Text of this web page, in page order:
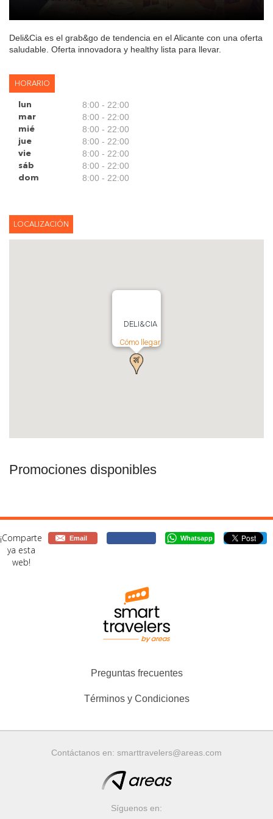
Deli&Cia es el grab&go de tendencia en el Alicante con una oferta
saludable. Oferta innovadora y healthy lista para llevar.
HORARIO
lun
mar
mié
jue
vie
sáb
dom
8:00 - 22:00
8:00 - 22:00
8:00 - 22:00
8:00 - 22:00
8:00 - 22:00
8:00 - 22:00
8:00 - 22:00
LOCALIZACIÓN
DELI&CIA
Cómo llegar
Promociones disponibles
¡Comparte
ya esta
web!
Email Whatsapp
Preguntas frecuentes
Términos y Condiciones
Contáctanos en: smarttravelers@areas.com
Síguenos en: